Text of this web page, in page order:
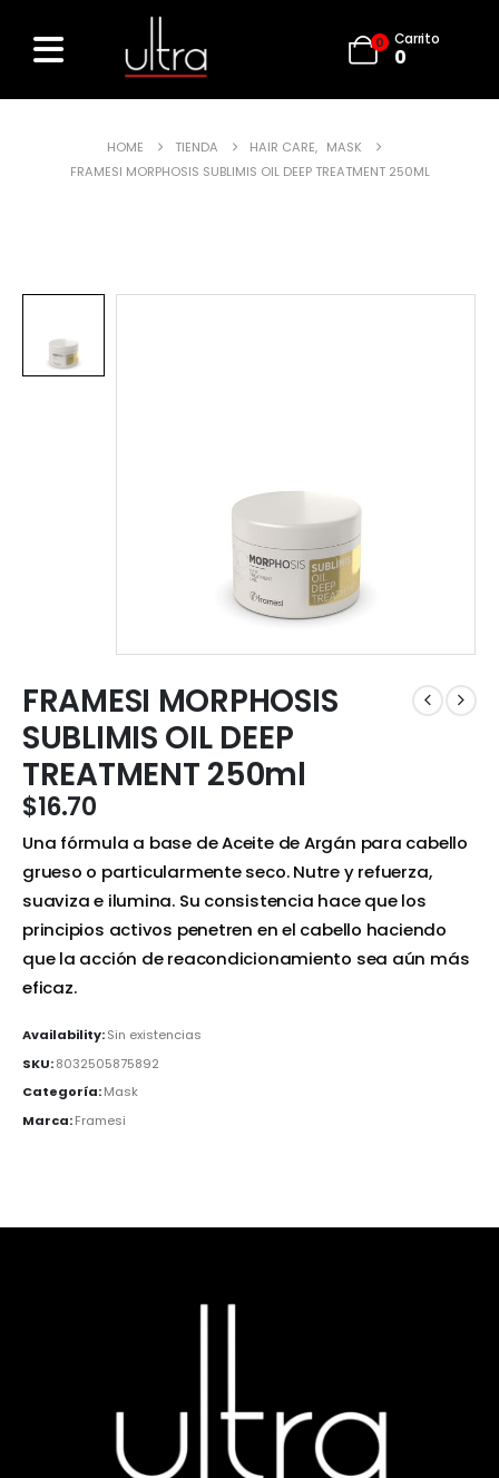
0 Carrito
0
HOME TIENDA HAIR CARE, MASK
FRAMESI MORPHOSIS SUBLIMIS OIL DEEP TREATMENT 250ML
FRAMESI MORPHOSIS
SUBLIMIS OIL DEEP
TREATMENT 250ml
$16.70
Una fórmula a base de Aceite de Argán para cabello
grueso o particularmente seco. Nutre y refuerza,
suaviza e ilumina. Su consistencia hace que los
principios activos penetren en el cabello haciendo
que la acción de reacondicionamiento sea aún más
eficaz.
Availability:Sin existencias
SKU:8032505875892
Categoría:Mask
Marca:Framesi